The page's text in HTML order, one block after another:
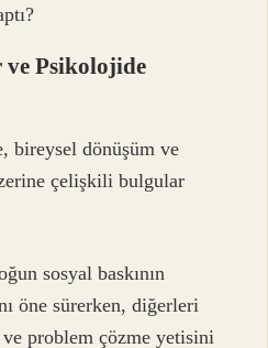
Psikolojide
bireysel dönüşüm ve
çelişkili bulgular
sosyal baskının
öne sürerken, diğerleri
ve problem çözme yetisini